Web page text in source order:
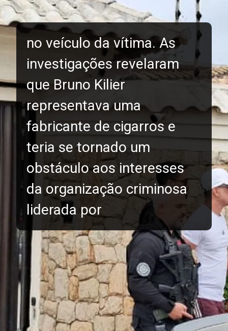
no veículo da vítima. As
investigações revelaram
que Bruno Kilier
representava uma
fabricante de cigarros e
teria se tornado um
obstáculo aos interesses
da organização criminosa
liderada por